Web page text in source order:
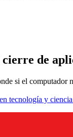
de
si el computador
tecnología y